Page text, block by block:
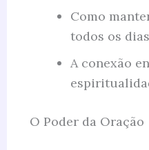
Como
todos os dias
A conexão
O Poder da Oração